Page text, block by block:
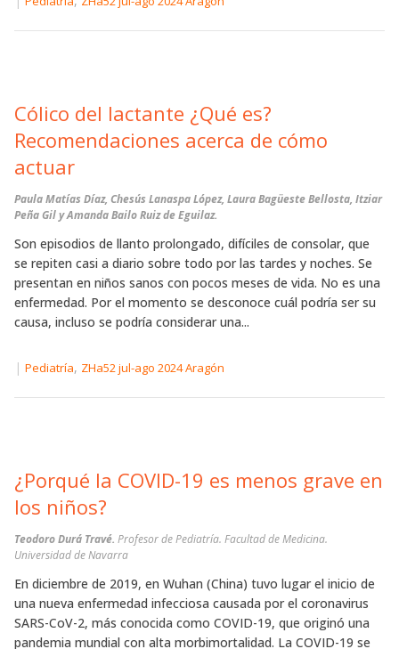
Cólico del lactante ¿Qué es?
Recomendaciones acerca de cómo
actuar
Paula Matías Díaz, Chesús Lanaspa López, Laura Bagüeste Bellosta, Itziar
Peña Gil y Amanda Bailo Ruiz de Eguilaz.
Son episodios de llanto prolongado, difíciles de consolar, que
se repiten casi a diario sobre todo por las tardes y noches. Se
presentan en niños sanos con pocos meses de vida. No es una
enfermedad. Por el momento se desconoce cuál podría ser su
causa, incluso se podría considerar una...
| Pediatría, ZHa52 jul-ago 2024 Aragón
¿Porqué la COVID-19 es menos grave en
los niños?
Teodoro Durá Travé.
Universidad de Navarra
En diciembre de 2019, en Wuhan (China) tuvo lugar el inicio de
una nueva enfermedad infecciosa causada por el coronavirus
SARS-CoV-2, más conocida como COVID-19, que originó una
pandemia mundial con alta morbimortalidad. La COVID-19 se